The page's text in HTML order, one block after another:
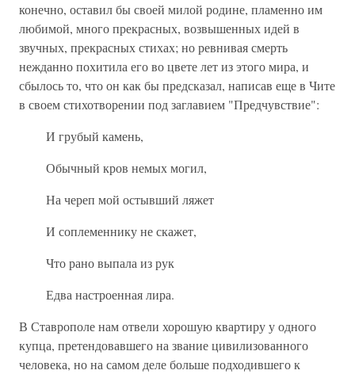
конечно, оставил бы своей милой родине, пламенно им
любимой, много прекрасных, возвышенных идей в
звучных, прекрасных стихах; но ревнивая смерть
нежданно похитила его во цвете лет из этого мира, и
сбылось то, что он как бы предсказал, написав еще в Чите
в своем стихотворении под заглавием "Предчувствие":
И грубый камень,
Обычный кров немых могил,
На череп мой остывший ляжет
И соплеменнику не скажет,
Что рано выпала из рук
Едва настроенная лира.
В Ставрополе нам отвели хорошую квартиру у одного
купца, претендовавшего на звание цивилизованного
человека, но на самом деле больше подходившего к